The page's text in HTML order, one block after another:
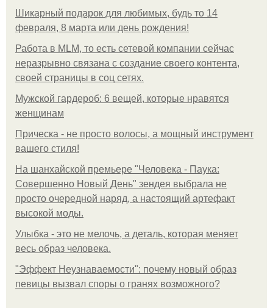
Шикарный подарок для любимых, будь то 14
февраля, 8 марта или день рождения!
Работа в MLM, то есть сетевой компании сейчас
неразрывно связана с создание своего контента,
своей страницы в соц сетях.
Мужской гардероб: 6 вещей, которые нравятся
женщинам
Прическа - не просто волосы, а мощный инструмент
вашего стиля!
На шанхайской премьере "Человека - Паука:
Совершенно Новый День" зендея выбрала не
просто очередной наряд, а настоящий артефакт
высокой моды.
Улыбка - это не мелочь, а деталь, которая меняет
весь образ человека.
"Эффект Неузнаваемости": почему новый образ
певицы вызвал споры о гранях возможного?